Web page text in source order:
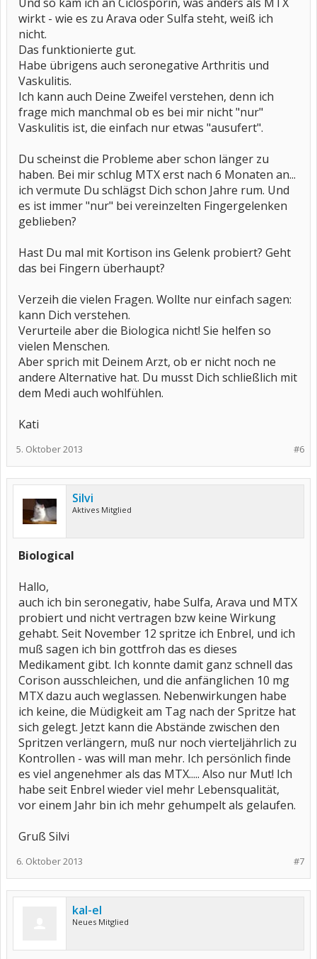
wirkt - wie es zu Arava oder Sulfa steht, weiß ich
nicht.
Das funktionierte gut.
Habe übrigens auch seronegative Arthritis und
Vaskulitis.
Ich kann auch Deine Zweifel verstehen, denn ich
frage mich manchmal ob es bei mir nicht "nur"
Vaskulitis ist, die einfach nur etwas "ausufert".
Du scheinst die Probleme aber schon länger zu
haben. Bei mir schlug MTX erst nach 6 Monaten an...
ich vermute Du schlägst Dich schon Jahre rum. Und
es ist immer "nur" bei vereinzelten Fingergelenken
geblieben?
Hast Du mal mit Kortison ins Gelenk probiert? Geht
das bei Fingern überhaupt?
Verzeih die vielen Fragen. Wollte nur einfach sagen:
kann Dich verstehen.
Verurteile aber die Biologica nicht! Sie helfen so
vielen Menschen.
Aber sprich mit Deinem Arzt, ob er nicht noch ne
andere Alternative hat. Du musst Dich schließlich mit
dem Medi auch wohlfühlen.
Kati
#6
5. Oktober 2013
Silvi
Aktives Mitglied
Biological
Hallo,
auch ich bin seronegativ, habe Sulfa, Arava und MTX
probiert und nicht vertragen bzw keine Wirkung
gehabt. Seit November 12 spritze ich Enbrel, und ich
muß sagen ich bin gottfroh das es dieses
Medikament gibt. Ich konnte damit ganz schnell das
Corison ausschleichen, und die anfänglichen 10 mg
MTX dazu auch weglassen. Nebenwirkungen habe
ich keine, die Müdigkeit am Tag nach der Spritze hat
sich gelegt. Jetzt kann die Abstände zwischen den
Spritzen verlängern, muß nur noch vierteljährlich zu
Kontrollen - was will man mehr. Ich persönlich finde
es viel angenehmer als das MTX..... Also nur Mut! Ich
habe seit Enbrel wieder viel mehr Lebensqualität,
vor einem Jahr bin ich mehr gehumpelt als gelaufen.
Gruß Silvi
#7
6. Oktober 2013
kal-el
Neues Mitglied